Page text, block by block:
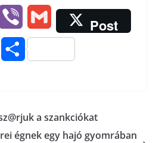
i
b
r
m
a
l
Post
O
z a szankciókat
égnek egy hajó gyomrában